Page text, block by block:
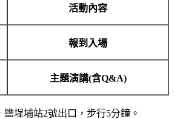
活動內容
報到入場
主題演講(含Q&A)
埕埔站2號出口，步行5分鐘。